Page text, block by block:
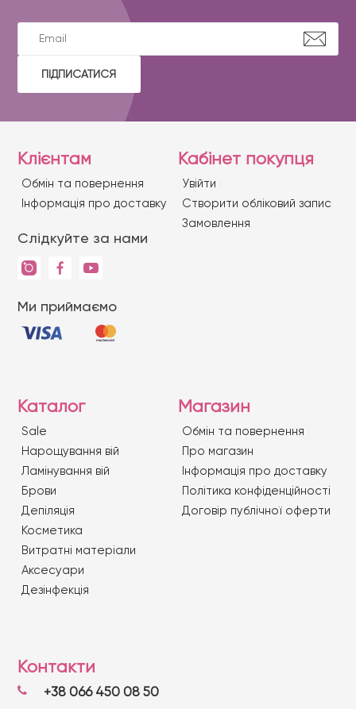
ПІДПИСАТИСЯ
Клієнтам
Обмін та повернення
Iнформація про доставку
Слідкуйте за нами
Ми приймаємо
Кабінет покупця
Увійти
Створити обліковий запис
Замовлення
Каталог
Sale
Нарощування вій
Ламінування вій
Брови
Депіляція
Косметика
Витратні матеріали
Аксесуари
Дезінфекція
Магазин
Обмін та повернення
Про магазин
Iнформація про доставку
Політика конфіденційності
Договір публічної оферти
Контакти
+38 066 450 08 50